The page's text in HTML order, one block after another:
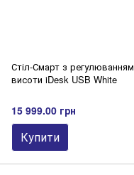
Стіл-Смарт з регулюванням
висоти iDesk USB White
15 999.00 грн
Купити